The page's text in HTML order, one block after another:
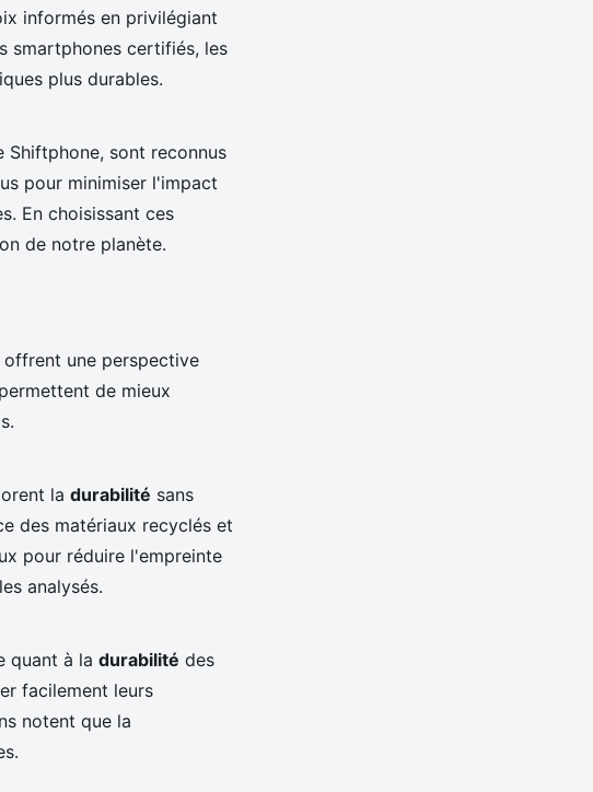
informés en privilégiant
smartphones certifiés, les
plus durables.
Shiftphone, sont reconnus
pour minimiser l'impact
En choisissant ces
de notre planète.
une perspective
de mieux
la durabilité sans
des matériaux recyclés et
pour réduire l'empreinte
analysés.
quant à la durabilité des
facilement leurs
notent que la